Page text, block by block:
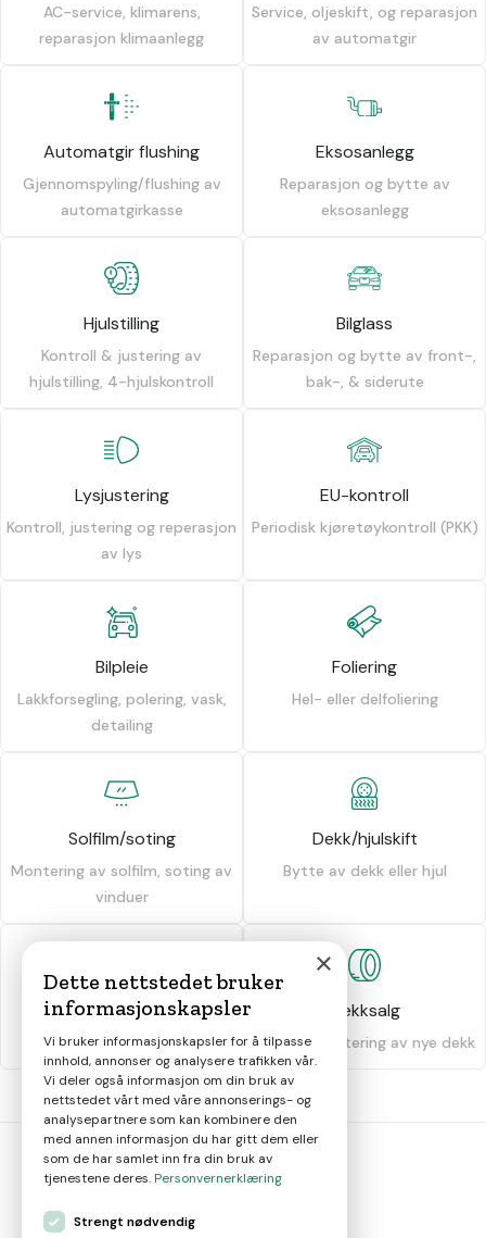
AC-service, klimarens,
reparasjon klimaanlegg
Service, oljeskift, og reparasjon
av automatgir
Automatgir flushing
Gjennomspyling/flushing av
automatgirkasse
Eksosanlegg
Reparasjon og bytte av
eksosanlegg
Hjulstilling
Kontroll & justering av
hjulstilling, 4-hjulskontroll
Bilglass
Reparasjon og bytte av front-,
bak-, & siderute
Lysjustering
Kontroll, justering og reperasjon
av lys
EU-kontroll
Periodisk kjøretøykontroll (PKK)
Bilpleie
Lakkforsegling, polering, vask,
detailing
Foliering
Hel- eller delfoliering
Solfilm/soting
Montering av solfilm, soting av
vinduer
Dekk/hjulskift
Bytte av dekk eller hjul
Dekkhotell
Oppbevaring av dekk
Dekksalg
Salg og montering av nye dekk
smart
×
Dette nettstedet bruker
informasjonskapsler
Vi bruker informasjonskapsler for å tilpasse
innhold, annonser og analysere trafikken vår.
Vi deler også informasjon om din bruk av
nettstedet vårt med våre annonserings- og
analysepartnere som kan kombinere den
med annen informasjon du har gitt dem eller
som de har samlet inn fra din bruk av
tjenestene deres.Personvernerklæring
Strengt nødvendig